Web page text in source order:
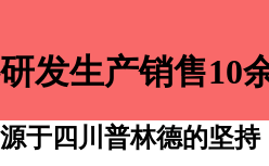
研发生产销售10
于四川普林德的坚持